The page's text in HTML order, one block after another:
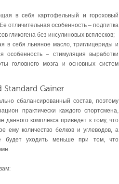
в себя картофельный и гороховый
отличительная особенность – подпитка
гликогена без инсулиновых всплесков;
в себя льняное масло, триглицериды и
особенность – стимуляция выработки
головного мозга и основных систем
Standard Gainer
сбалансированный состав, поэтому
практически каждого спортсмена,
комплекса приведет к тому, что
ему количество белков и углеводов, а
будет уходить меньше при том, что